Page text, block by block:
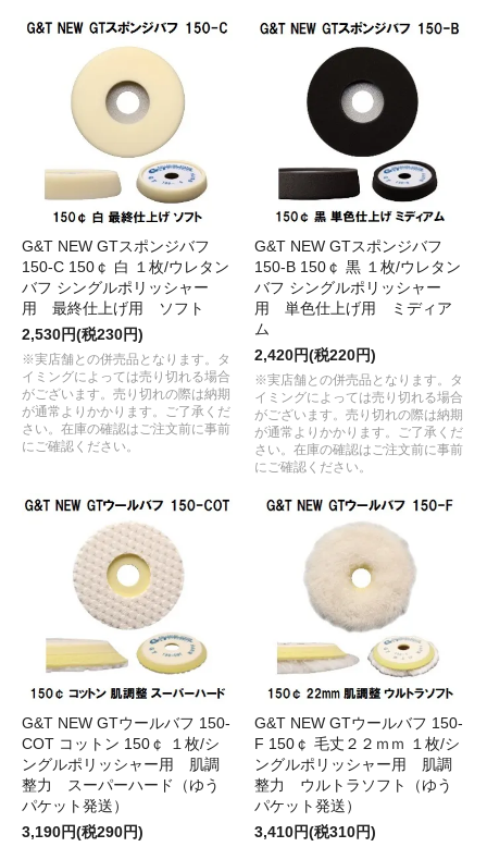
G&T NEW GTスポンジバフ
150-C 150￠ 白 １枚/ウレタン
バフ シングルポリッシャー
用 最終仕上げ用 ソフト
2,530円(税230円)
※実店舗との併売品となります。タ
イミングによっては売り切れる場合
がございます。売り切れの際は納期
が通常よりかかります。ご了承くだ
さい。在庫の確認はご注文前に事前
にご確認ください。
G&T NEW GTスポンジバフ
150-B 150￠ 黒 １枚/ウレタン
バフ シングルポリッシャー
用 単色仕上げ用 ミディア
ム
2,420円(税220円)
※実店舗との併売品となります。タ
イミングによっては売り切れる場合
がございます。売り切れの際は納期
が通常よりかかります。ご了承くだ
さい。在庫の確認はご注文前に事前
にご確認ください。
G&T NEW GTウールバフ 150-
COT コットン 150￠ １枚/シ
ングルポリッシャー用 肌調
整力 スーパーハード（ゆう
パケット発送）
3,190円(税290円)
G&T NEW GTウールバフ 150-
F 150￠ 毛丈２２ｍｍ １枚/シ
ングルポリッシャー用 肌調
整力 ウルトラソフト（ゆう
パケット発送）
3,410円(税310円)